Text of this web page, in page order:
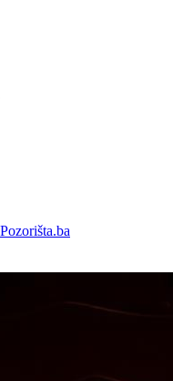
Pozorišta.ba